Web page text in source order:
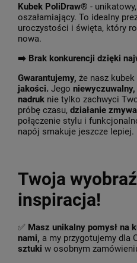
Kubek PoliDraw® -
oszałamiający. To idealny
uroczystości i święta, który
nowa.
➡️ Brak konkurencji dzięki
Gwarantujemy, że nasz kubek
jakości. Jego
nadruk nie tylko zachwyci
próbę czasu, działanie
połączenie stylu i
napój smakuje jeszcze lepiej.
Twoja
inspiracja!
✅ Masz unikalny pomysł na
nami, a my przygotujemy dla
sztuki w osobnym